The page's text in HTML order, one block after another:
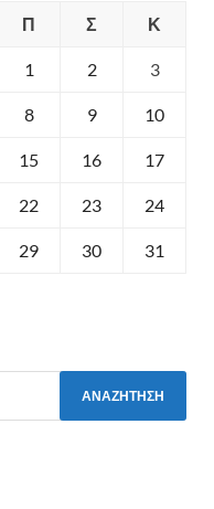
Π Σ Κ
1 2 3
8 9 10
15 16 17
22 23 24
29 30 31